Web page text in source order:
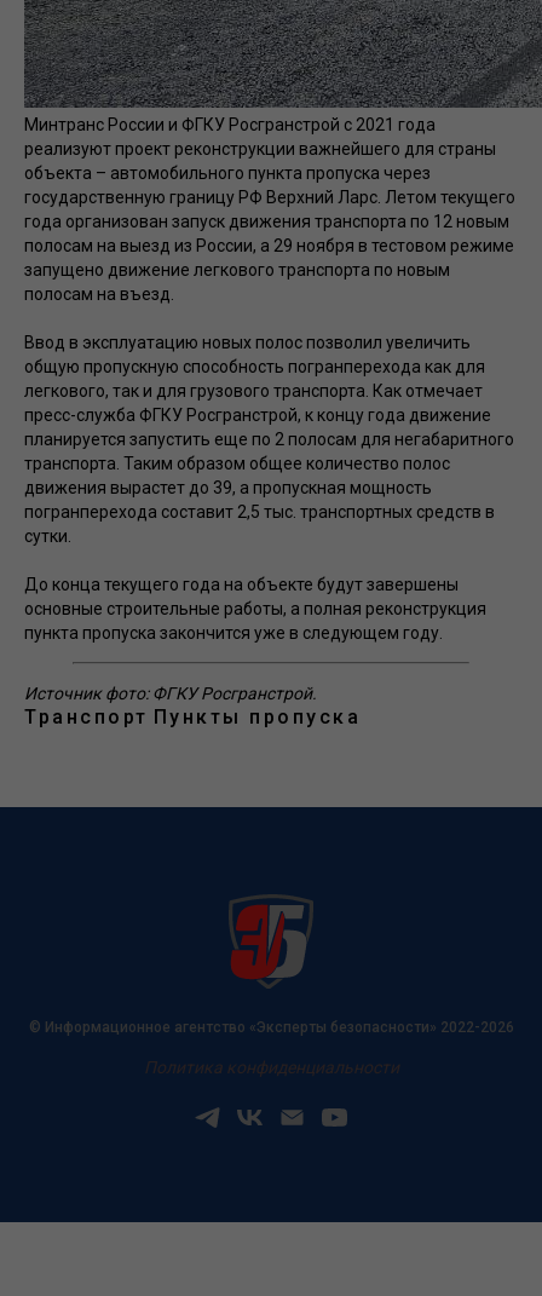
Минтранс России и ФГКУ Росгранстрой с 2021 года
реализуют проект реконструкции важнейшего для страны
объекта – автомобильного пункта пропуска через
государственную границу РФ Верхний Ларс. Летом текущего
года организован запуск движения транспорта по 12 новым
полосам на выезд из России, а 29 ноября в тестовом режиме
запущено движение легкового транспорта по новым
полосам на въезд.
Ввод в эксплуатацию новых полос позволил увеличить
общую пропускную способность погранперехода как для
легкового, так и для грузового транспорта. Как отмечает
пресс-служба ФГКУ Росгранстрой, к концу года движение
планируется запустить еще по 2 полосам для негабаритного
транспорта. Таким образом общее количество полос
движения вырастет до 39, а пропускная мощность
погранперехода составит 2,5 тыс. транспортных средств в
сутки.
До конца текущего года на объекте будут завершены
основные строительные работы, а полная реконструкция
пункта пропуска закончится уже в следующем году.
Источник фото: ФГКУ Росгранстрой.
Транспорт Пункты пропуска
© Информационное агентство «Эксперты безопасности» 2022-2026
Политика конфиденциальности